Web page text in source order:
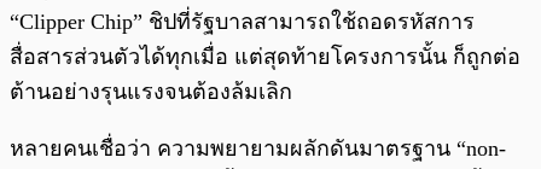
“Clipper Chip” ชิปที่รัฐบาลสามารถใช้ถอดรหัสการ
สื่อสารส่วนตัวได้ทุกเมื่อ แต่สุดท้ายโครงการนั้น ก็ถูกต่อ
ต้านอย่างรุนแรงจนต้องล้มเลิก
หลายคนเชื่อว่า ความพยายามผลักดันมาตรฐาน “non-